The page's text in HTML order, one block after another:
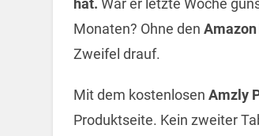
hat. War er letzte Woche
Monaten? Ohne den
Zweifel drauf.
Mit dem kostenlosen Amzly
Produktseite. Kein zweiter